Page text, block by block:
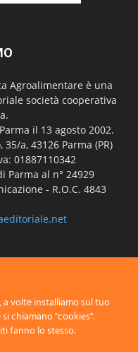
Agroalimentare è una
società cooperativa
il 13 agosto 2002.
a, 43126 Parma (PR)
01887110342
Parma al n° 24929
- R.O.C. 4843
volte installiamo sul tuo
chiamano "cookies".
fanno lo stesso.